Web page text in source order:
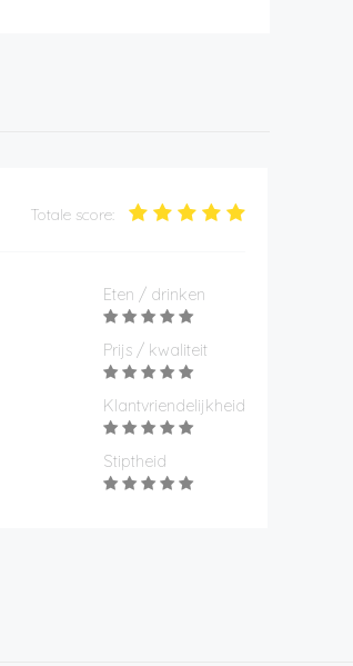
Totale score:
Eten / drinken
Prijs / kwaliteit
Klantvriendelijkheid
Stiptheid